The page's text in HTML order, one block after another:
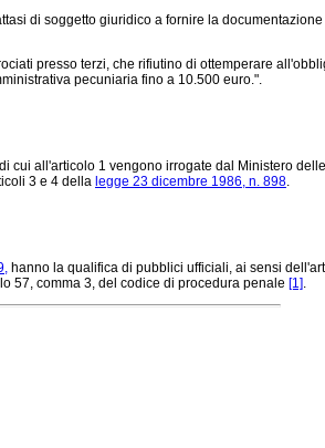
di soggetto giuridico a fornire la
presso terzi, che rifiutino di ottemperare
pecuniaria fino a 10.500 euro.".
all'articolo 1 vengono irrogate dal Ministero
3 e 4 della legge 23 dicembre 1986, n. 898.
hanno la qualifica di pubblici ufficiali, ai sensi
57, comma 3, del codice di procedura penale [1].